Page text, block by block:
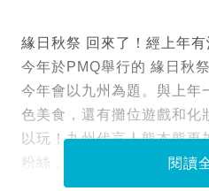
緣日秋祭 回來了！經上年有
今年於PMQ舉行的 緣日秋
今年會以九州為題。與上年
色美食，還有攤位遊戲和化
以玩！九州代言人熊本熊更
粉絲，更加要留意！
閱讀